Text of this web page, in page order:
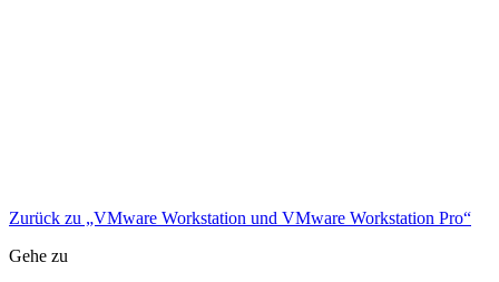
Zurück zu „VMware Workstation und VMware Workstation Pro“
Gehe zu